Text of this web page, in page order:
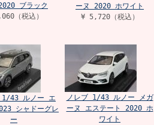
ブラック
（税込）
ーヌ 2020 ホワイト
¥ 5,720（税込）
1/43 ルノー エ
シャドーグレ
ー
ノレブ 1/43 ルノー メガ
ーヌ エステート 2020 ホ
ワイト